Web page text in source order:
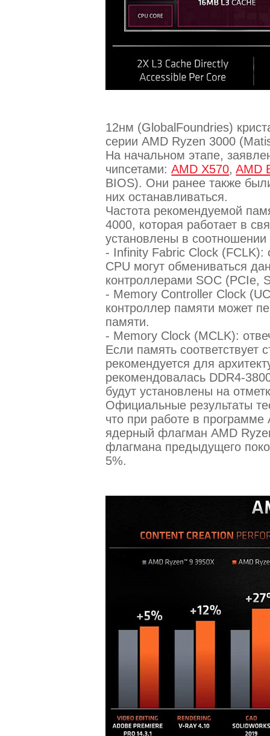
12нм (GlobalFoundries)
серии AMD Ryzen 3000
На начальном этапе,
чипсетами:AMD X570,AMD
BIOS). Они ранее также
них останавливаться.
Частота рекомендуемой
4000, которая работает в
установлены в
- Infinity Fabric Clock (FCLK):
CPU могут обмениваться
контроллерами SOC (PCIe,
- Memory Controller Clock
контроллер памяти может
памяти.
- Memory Clock (MCLK):
Если память соответствует
рекомендуется для
рекомендовалась DDR4-
будут установлены на
Официальные результаты
что при работе в
ядерный флагман AMD
флагмана предыдущего
5%.